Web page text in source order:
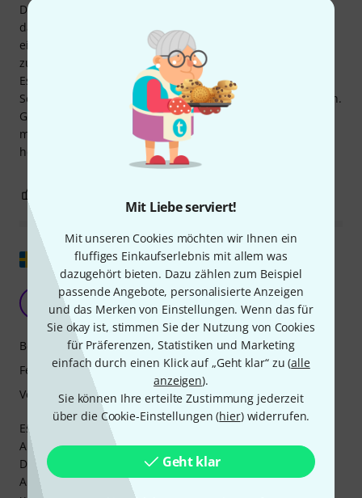
Mit Liebe serviert!
Mit unseren Cookies möchten wir Ihnen ein
fluffiges Einkaufserlebnis mit allem was
dazugehört bieten. Dazu zählen zum Beispiel
passende Angebote, personalisierte Anzeigen
und das Merken von Einstellungen. Wenn das für
Sie okay ist, stimmen Sie der Nutzung von Cookies
für Präferenzen, Statistiken und Marketing
einfach durch einen Klick auf „Geht klar“ zu (alle
anzeigen).
Sie können Ihre erteilte Zustimmung jederzeit
über die Cookie-Einstellungen (hier) widerrufen.
Geht klar
Dieses Gerät funktioniert genau wie erwartet. Ich kann
damit alle MIDI-Ausgänge meiner Ausrüstung mit dem
einzigen MIDI-Eingang meiner Schnittstelle
zusammenführen. Die Stromversorgung erfolgt über MIDI.
Es wäre großartig, wenn die Stromversorgung über die
Schnittstelle möglich wäre, aber das ist leider nicht möglich.
Glücklicherweise gibt es ein Gerät, das ich immer mit
meiner DAW verwende und das die Stromversorgung
herstellen kann.
Original zeigen
Das
80-90 tals syntare 01.12.2017
Es macht nichts anderes, als wofür es gebaut wurde: MIDI-
Ausgangssignale mit Eingangssignalen zusammenführen.
Dadurch wird die Gesamtlänge der MIDI-Kabel reduziert.
Als mein MIDI-Setup in den 90er-Jahren immer
Bedienung
Features
Verarbeitung